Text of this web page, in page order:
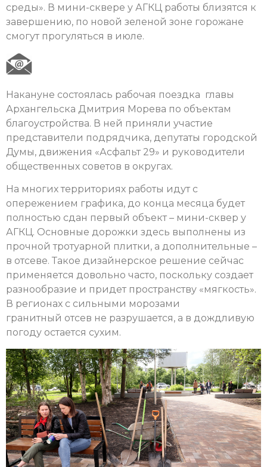
среды». В мини-сквере у АГКЦ работы близятся к
завершению, по новой зеленой зоне горожане
смогут прогуляться в июле.
Накануне состоялась рабочая поездка главы
Архангельска Дмитрия Морева по объектам
благоустройства. В ней приняли участие
представители подрядчика, депутаты городской
Думы, движения «Асфальт 29» и руководители
общественных советов в округах.
На многих территориях работы идут с
опережением графика, до конца месяца будет
полностью сдан первый объект – мини-сквер у
АГКЦ. Основные дорожки здесь выполнены из
прочной тротуарной плитки, а дополнительные –
в отсеве. Такое дизайнерское решение сейчас
применяется довольно часто, поскольку создает
разнообразие и придет пространству «мягкость».
В регионах с сильными морозами
гранитный отсев не разрушается, а в дождливую
погоду остается сухим.